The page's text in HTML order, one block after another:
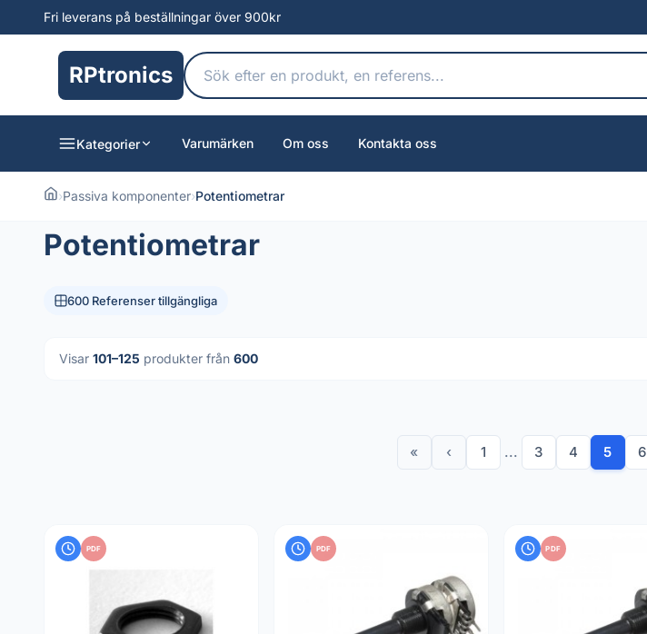
Fri leverans på beställningar över 900kr
RPtronics
Kategorier Varumärken Om oss Kontakta oss
›Passiva komponenter›Potentiometrar
Potentiometrar
600 Referenser tillgängliga
Visar 101–125 produkter från 600
« ‹ 1 ... 3 4 5 6
PDF PDF PDF